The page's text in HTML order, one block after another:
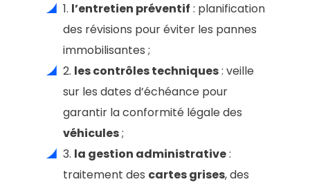
1. l’entretien préventif : planification
des révisions pour éviter les pannes
immobilisantes ;
2. les contrôles techniques: veille
sur les dates d’échéance pour
garantir la conformité légale des
véhicules;
3. la gestion administrative:
traitement des cartes grises, des